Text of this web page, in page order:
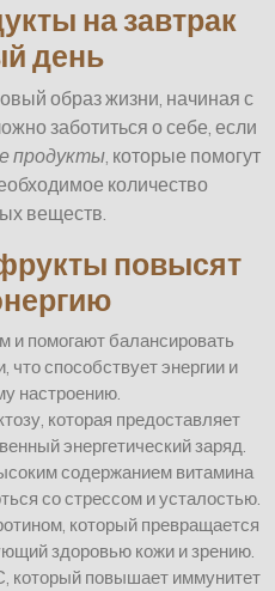
на завтрак
день
образ жизни, начиная с
заботиться о себе, если
продукты , которые помогут
количество
веществ.
повысят
и помогают балансировать
что способствует энергии и
настроению.
которая предоставляет
энергетический заряд.
содержанием витамина
со стрессом и усталостью.
который превращается
здоровью кожи и зрению.
который повышает иммунитет